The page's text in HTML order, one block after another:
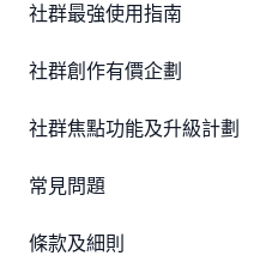
社群最強使用指南
社群創作有價企劃
社群焦點功能及升級計劃
常見問題
條款及細則